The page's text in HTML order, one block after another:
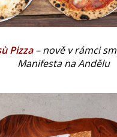
Pizza– nově v rámci
Manifesta na Andělu